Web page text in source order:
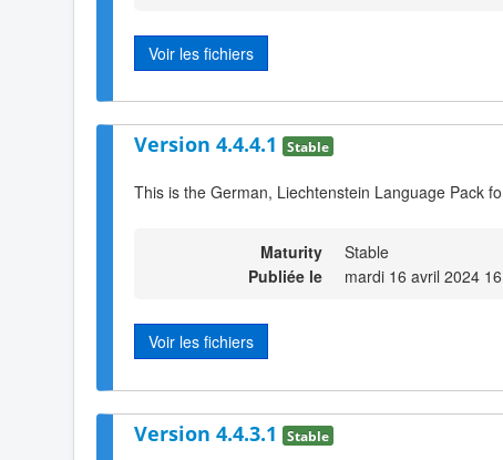
Voir les fichiers
Version 4.4.4.1 Stable
This is the German, Liechtenstein Language Pack
Maturity
Stable
Publiée le
mardi 16 avril 2024
Voir les fichiers
Version 4.4.3.1 Stable